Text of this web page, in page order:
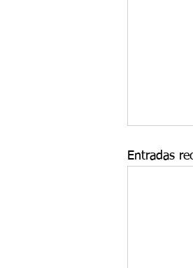
Entradas